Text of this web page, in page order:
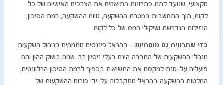
מקצועי, שנועד לתת פתרונות התואמים את הצרכים האישיים של כל
לקוח, תוך התחשבות במטרת ההשקעה, טווח ההשקעה, רמת הסיכון,
הנזילות הנדרשת ושיקולי המס של כל לקוח.
כדי שתרוויח גם מומחיות - בהראל פיננסים מתמחים בניהול השקעות.
מנהלי ההשקעות של החברה הינם בעלי ניסיון רב-שנים בשוק ההון והם
פועלים על-מנת למקסם את התשואות בכפוף לרמת הסיכון הרלוונטית.
החלטות ההשקעה בהראל מתקבלות על-ידי פורום ההשקעות של